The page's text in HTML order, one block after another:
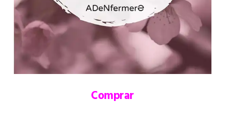
Comprar